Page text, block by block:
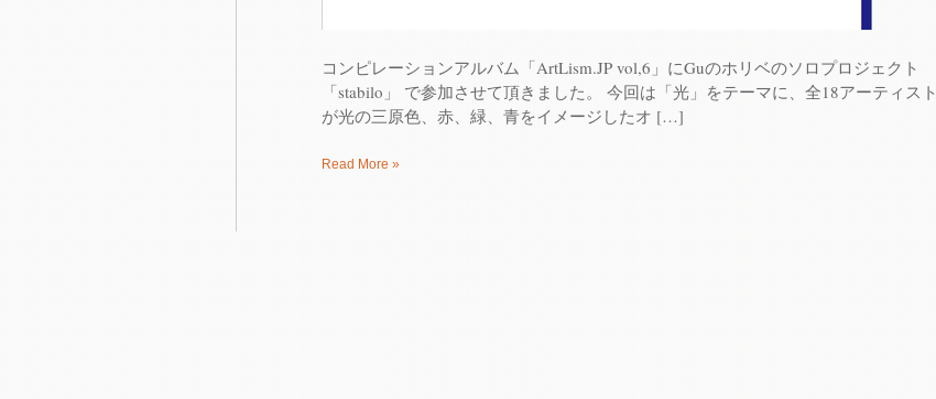
コンピレーションアルバム「ArtLism.JP vol,6」にGuのホリベのソロプロジェクト
「stabilo」 で参加させて頂きました。 今回は「光」をテーマに、全18アーティスト
が光の三原色、赤、緑、青をイメージしたオ […]
Read More »